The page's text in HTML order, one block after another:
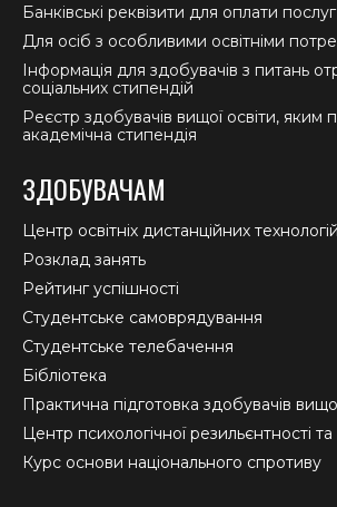
Банківські реквізити для оплати послуг
Для осіб з особливими освітніми
Інформація для здобувачів з питань
соціальних стипендій
Реєстр здобувачів вищої освіти, яким
академічна стипендія
ЗДОБУВАЧАМ
Центр освітніх дистанційних технологій
Розклад занять
Рейтинг успішності
Студентське самоврядування
Студентське телебачення
Бібліотека
Практична підготовка здобувачів
Центр психологічної резильєнтності
Курс основи національного спротиву